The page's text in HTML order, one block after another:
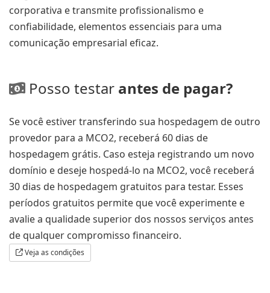
corporativa e transmite profissionalismo e
confiabilidade, elementos essenciais para uma
comunicação empresarial eficaz.
Posso testar antes de pagar?
Se você estiver transferindo sua hospedagem de outro
provedor para a MCO2, receberá 60 dias de
hospedagem grátis. Caso esteja registrando um novo
domínio e deseje hospedá-lo na MCO2, você receberá
30 dias de hospedagem gratuitos para testar. Esses
períodos gratuitos permite que você experimente e
avalie a qualidade superior dos nossos serviços antes
de qualquer compromisso financeiro.
Veja as condições